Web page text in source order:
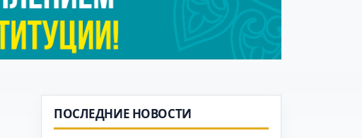
ПОСЛЕДНИЕ НОВОСТИ